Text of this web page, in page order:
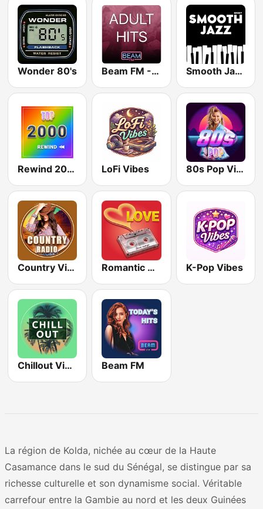
Wonder 80's Beam FM - Adult Hits Smooth Jazz - Groov
Rewind 2000's LoFi Vibes 80s Pop Vibes
Country Vibes Romantic Vibes K-Pop Vibes
Chillout Vibes Beam FM
La région de Kolda, nichée au cœur de la Haute
Casamance dans le sud du Sénégal, se distingue par sa
richesse culturelle et son dynamisme social. Véritable
carrefour entre la Gambie au nord et les deux Guinées